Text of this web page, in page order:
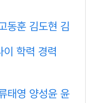
동훈 김도현 김
이 학력 경력
태영 양성윤 윤